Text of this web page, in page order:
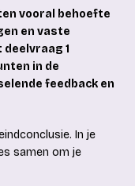
vooral behoefte
en vaste
1
in de
feedback en
In je
samen om je